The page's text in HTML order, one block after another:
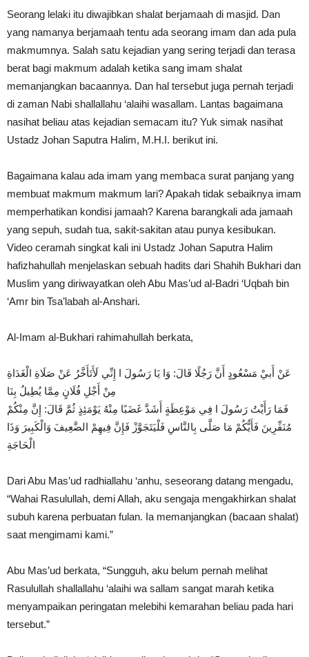
Seorang lelaki itu diwajibkan shalat berjamaah di masjid. Dan
yang namanya berjamaah tentu ada seorang imam dan ada pula
makmumnya. Salah satu kejadian yang sering terjadi dan terasa
berat bagi makmum adalah ketika sang imam shalat
memanjangkan bacaannya. Dan hal tersebut juga pernah terjadi
di zaman Nabi shallallahu ‘alaihi wasallam. Lantas bagaimana
nasihat beliau atas kejadian semacam itu? Yuk simak nasihat
Ustadz Johan Saputra Halim, M.H.I. berikut ini.
Bagaimana kalau ada imam yang membaca surat panjang yang
membuat makmum makmum lari? Apakah tidak sebaiknya imam
memperhatikan kondisi jamaah? Karena barangkali ada jamaah
yang sepuh, sudah tua, sakit-sakitan atau punya kesibukan.
Video ceramah singkat kali ini Ustadz Johan Saputra Halim
hafizhahullah menjelaskan sebuah hadits dari Shahih Bukhari dan
Muslim yang diriwayatkan oleh Abu Mas’ud al-Badri ‘Uqbah bin
‘Amr bin Tsa’labah al-Anshari.
Al-Imam al-Bukhari rahimahullah berkata,
عَنْ أَبيْ مَسْعُودٍ أَنَّ رَجُلًا قَالَ: وَا يَا رَسُولَ ا إِنِّي لَأَتَأَخَّرُ عَنْ صَلَاةِ الْغَدَاةِ
مِنْ أَجْلِ فُلَانٍ مِمَّا يُطِيلُ بِنَا
فَمَا رَأَيْتُ رَسُولَ ا فِي مَوْعِظَةٍ أَشَدَّ غَضَبًا مِنْهُ يَوْمَئِذٍ ثُمَّ قَالَ: إِنَّ مِنْكُمْ
مُنَفِّرِينَ فَأَيُّكُمْ مَا صَلَّى بِالنَّاسِ فَلْيَتَجَوَّزْ فَإِنَّ فِيهِمْ الضَّعِيفَ وَالْكَبِيرَ وَذَا
الْحَاجَةِ
Dari Abu Mas’ud radhiallahu ‘anhu, seseorang datang mengadu,
“Wahai Rasulullah, demi Allah, aku sengaja mengakhirkan shalat
subuh karena perbuatan fulan. Ia memanjangkan (bacaan shalat)
saat mengimami kami.”
Abu Mas’ud berkata, “Sungguh, aku belum pernah melihat
Rasulullah shallallahu ‘alaihi wa sallam sangat marah ketika
menyampaikan peringatan melebihi kemarahan beliau pada hari
tersebut.”